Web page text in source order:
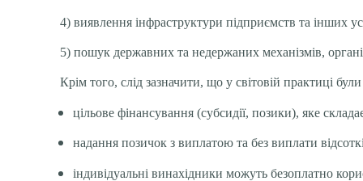
4) виявлення інфраструктури підприємств та інших
5) пошук державних та недержаних механізмів,
Крім того, слід зазначити, що у світовій практиці
цільове фінансування (субсидії, позики), яке
надання позичок з виплатою та без виплати
індивідуальні винахідники можуть безоплатно